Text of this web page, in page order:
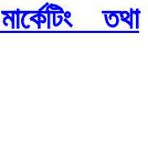
তথা